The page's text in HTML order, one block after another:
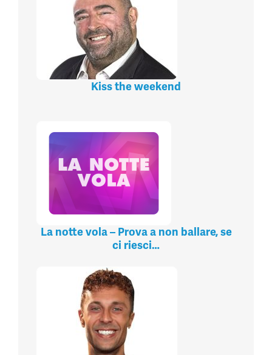
Kiss the weekend
La notte vola – Prova a non ballare, se
ci riesci…